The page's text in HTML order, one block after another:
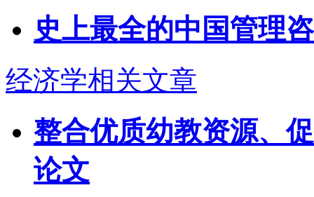
史上最全的中国管理
经济学相关文章
整合优质幼教资源、
论文